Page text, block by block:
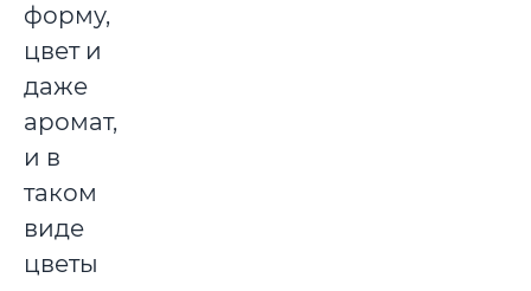
форму,
цвет и
даже
аромат,
и в
таком
виде
цветы